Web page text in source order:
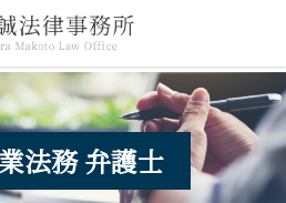
法務 弁護士